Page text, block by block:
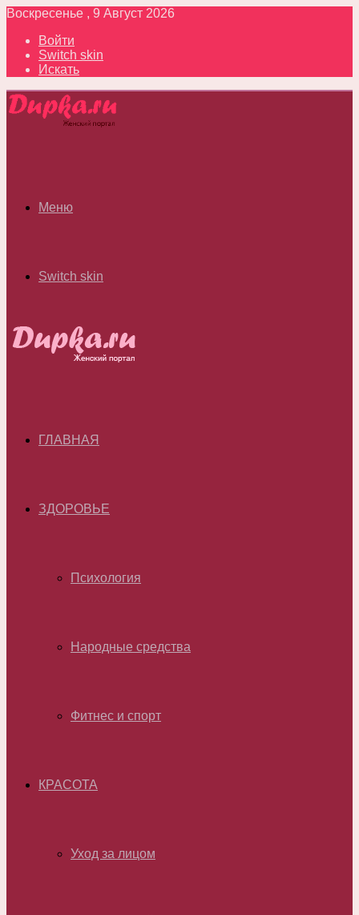
Воскресенье , 9 Август 2026
Войти
Switch skin
Искать
Меню
Switch skin
ГЛАВНАЯ
ЗДОРОВЬЕ
Психология
Народные средства
Фитнес и спорт
КРАСОТА
Уход за лицом